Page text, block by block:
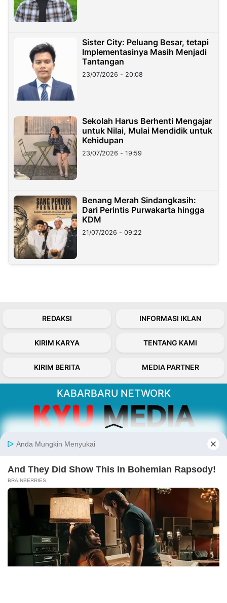
Sister City: Peluang Besar, tetapi
Implementasinya Masih Menjadi
Tantangan
23/07/2026 - 20:08
Sekolah Harus Berhenti Mengajar
untuk Nilai, Mulai Mendidik untuk
Kehidupan
23/07/2026 - 19:59
Benang Merah Sindangkasih:
Dari Perintis Purwakarta hingga
KDM
21/07/2026 - 09:22
REDAKSI INFORMASI IKLAN
KIRIM KARYA TENTANG KAMI
KIRIM BERITA MEDIA PARTNER
KABARBARU NETWORK
Kabarbaru.co menyajikan berita aktual dan
serta terverifikasi dari sumber yang tepat.
Follow Kabarbaru